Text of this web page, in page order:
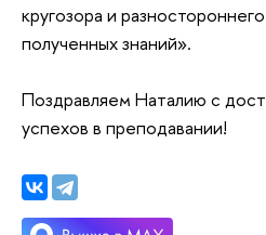
кругозора и
полученных знаний».
Поздравляем Наталию с
успехов в преподавании!